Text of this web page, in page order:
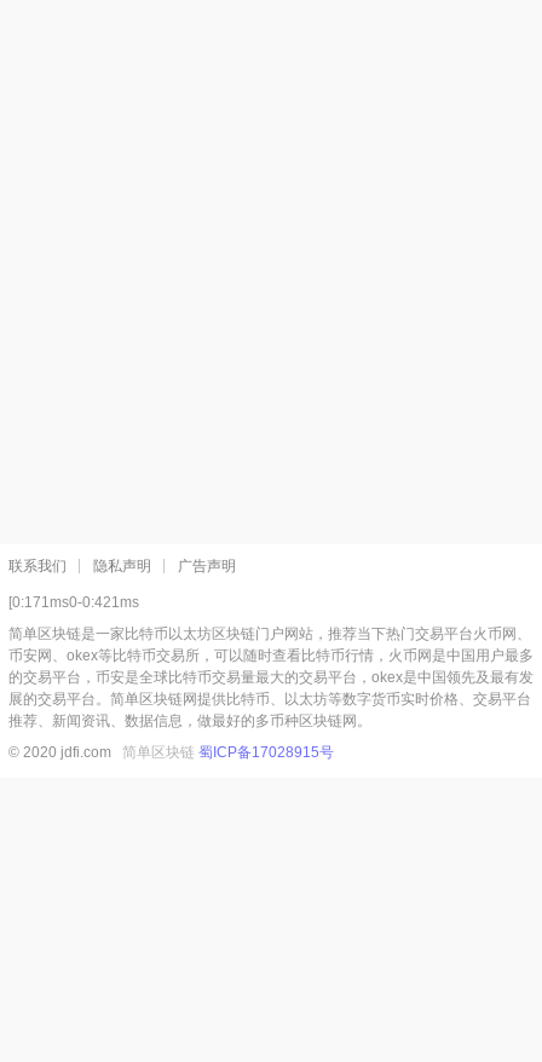
联系我们 隐私声明 广告声明
[0:171ms0-0:421ms
简单区块链是一家比特币以太坊区块链门户网站，推荐当下热门交易平台火币网、
币安网、okex等比特币交易所，可以随时查看比特币行情，火币网是中国用户最多
的交易平台，币安是全球比特币交易量最大的交易平台，okex是中国领先及最有发
展的交易平台。简单区块链网提供比特币、以太坊等数字货币实时价格、交易平台
推荐、新闻资讯、数据信息，做最好的多币种区块链网。
© 2020 jdfi.com 简单区块链 蜀ICP备17028915号